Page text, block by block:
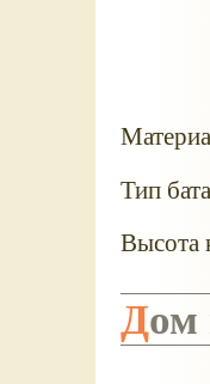
Тип
Высота